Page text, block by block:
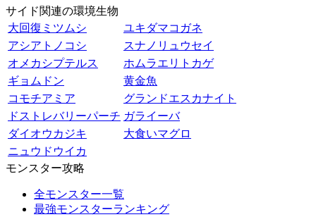
サイド関連の環境生物
大回復ミツムシ
ユキダマコガネ
アシアトノコシ
スナノリュウセイ
オメカシプテルス
ホムラエリトカゲ
ギョムドン
黄金魚
コモチアミア
グランドエスカナイト
ドストレバリーパーチ ガライーバ
ダイオウカジキ
大食いマグロ
ニュウドウイカ
モンスター攻略
全モンスター一覧
最強モンスターランキング